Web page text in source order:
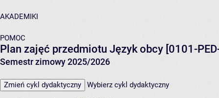
AKADEMIKI
POMOC
Plan zajęć przedmiotu Język obcy [0101-
Semestr zimowy 2025/2026
Zmień cykl dydaktyczny Wybierz cykl dydaktyczny